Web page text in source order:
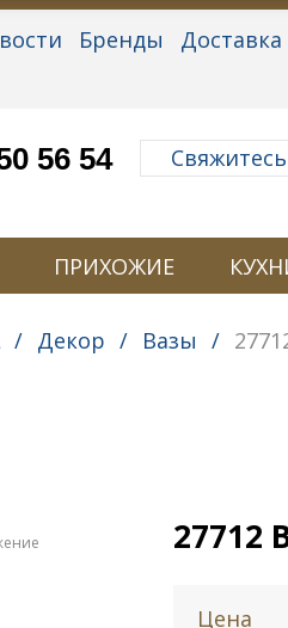
Бренды
56 54
ПРИХОЖИЕ
/ Декор / Вазы /
Цена